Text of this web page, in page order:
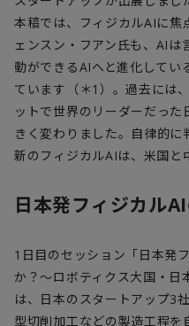
本稿では、フィジカルAIに焦
ェンスン・フアン氏も、 AI は
動ができるAIへと進化してい
ています（＊1 ）。過去には、
ットで世界のリーダーだっ
きく変わりました。自律的
新のフィジカルAIは、米国と
日本発フィジカル
1 日目のセッション「日本発
か？～ロボティクス大国・日
は、日本のスタートアップ3
型切削加工などの製造工程を